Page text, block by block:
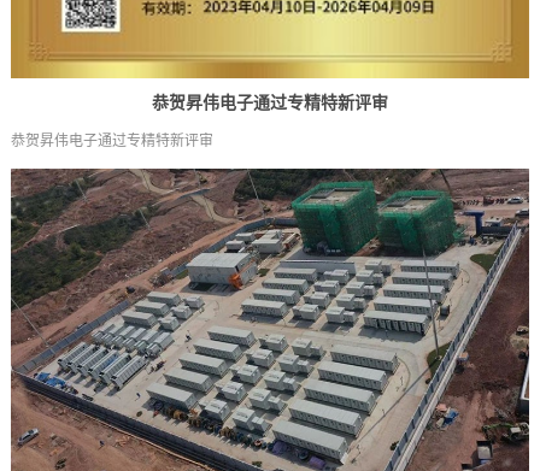
恭贺昇伟电子通过专精特新评审
恭贺昇伟电子通过专精特新评审